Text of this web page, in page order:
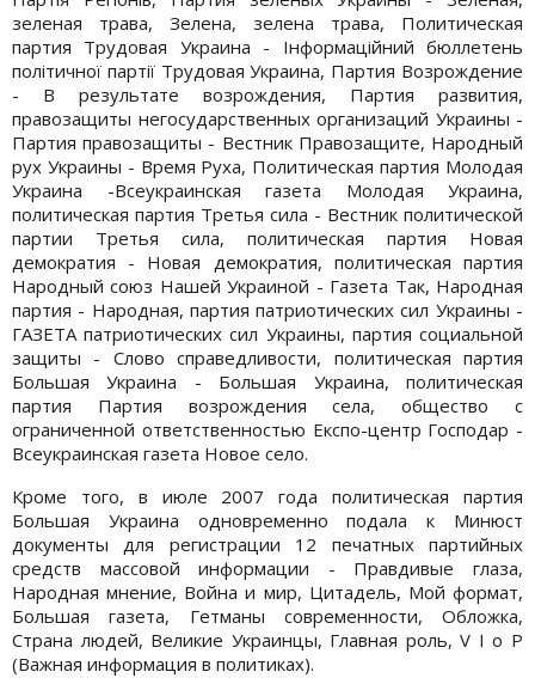
зеленая трава, Зелена, зелена трава, Политическая
партия Трудовая Украина - Iнформацiйний бюллетень
полiтичної партiї Трудовая Украина, Партия Возрождение
- В результате возрождения, Партия развития,
правозащиты негосударственных организаций Украины -
Партия правозащиты - Вестник Правозащите, Народный
рух Украины - Время Руха, Политическая партия Молодая
Украина -Всеукраинская газета Молодая Украина,
политическая партия Третья сила - Вестник политической
партии Третья сила, политическая партия Новая
демократия - Новая демократия, политическая партия
Народный союз Нашей Украиной - Газета Так, Народная
партия - Народная, партия патриотических сил Украины -
ГАЗЕТА патриотических сил Украины, партия социальной
защиты - Слово справедливости, политическая партия
Большая Украина - Большая Украина, политическая
партия Партия возрождения села, общество c
ограниченной ответственностью Експо-центр Господар -
Всеукраинская газета Новое село.
Кроме того, в июле 2007 года политическая партия
Большая Украина одновременно подала к Минюст
документы для регистрации 12 печатных партийных
средств массовой информации - Правдивые глаза,
Народная мнение, Война и мир, Цитадель, Мой формат,
Большая газета, Гетманы современности, Обложка,
Страна людей, Великие Украинцы, Главная роль, V I o P
(Важная информация в политиках).